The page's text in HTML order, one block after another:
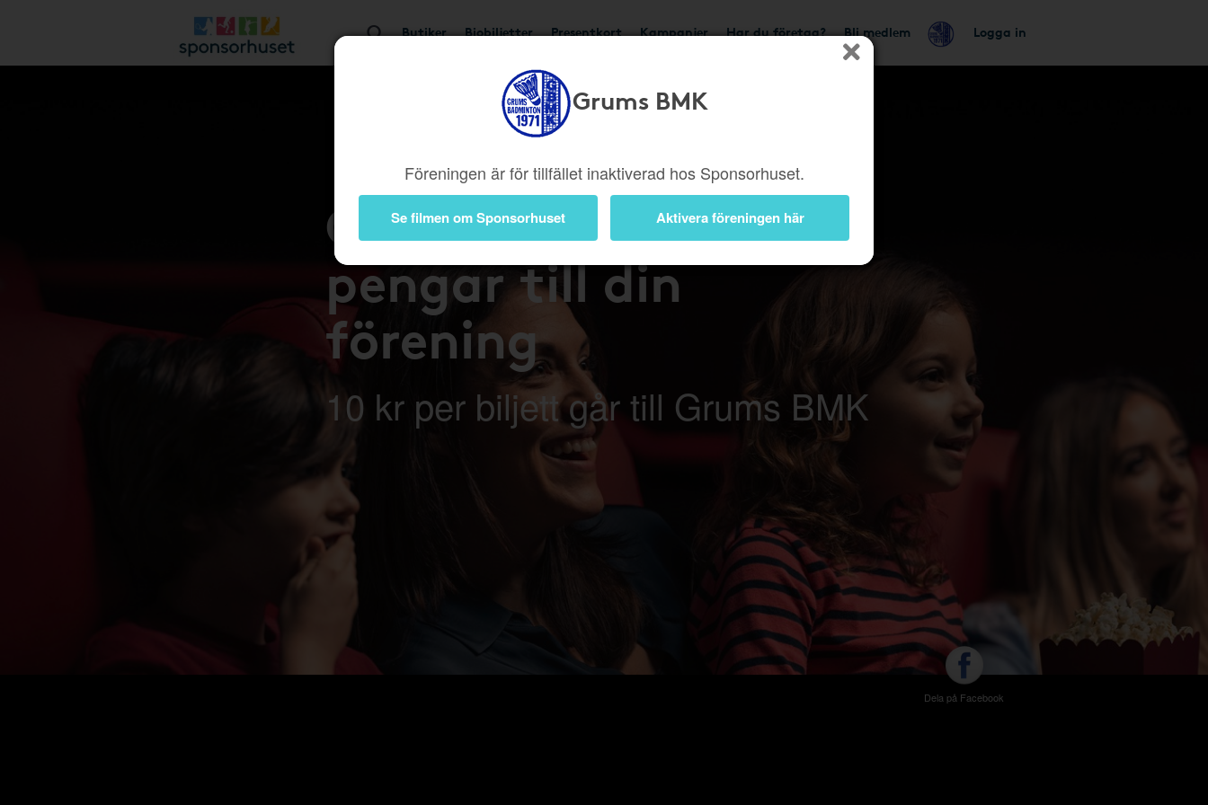
Butiker Biobiljetter Presentkort Kampanjer Har du företag? Bli medlem Logga in
Grums BMK
Föreningen är för tillfället inaktiverad hos Sponsorhuset.
Se filmen om Sponsorhuset Aktivera föreningen här
Gå på bio – tjäna
pengar till din
förening
10 kr per biljett går till Grums BMK
Dela på Facebook